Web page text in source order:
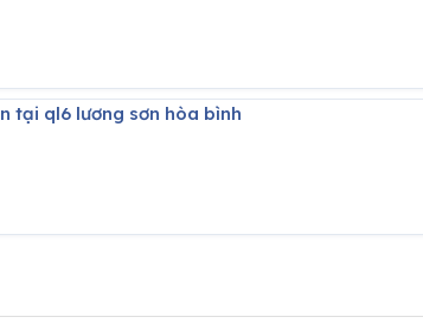
tại ql6 lương sơn hòa bình